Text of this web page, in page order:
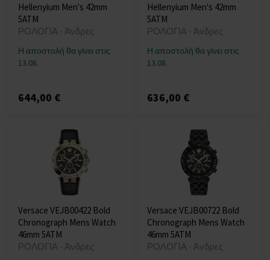
Hellenyium Men's 42mm
5ATM
ΡΟΛΟΓΙΑ - Άνδρες
Η αποστολή θα γίνει στις
13.08.
644,00 €
Hellenyium Men's 42mm
5ATM
ΡΟΛΟΓΙΑ - Άνδρες
Η αποστολή θα γίνει στις
13.08.
636,00 €
Versace VEJB00422 Bold
Chronograph Mens Watch
46mm 5ATM
ΡΟΛΟΓΙΑ - Άνδρες
Versace VEJB00722 Bold
Chronograph Mens Watch
46mm 5ATM
ΡΟΛΟΓΙΑ - Άνδρες